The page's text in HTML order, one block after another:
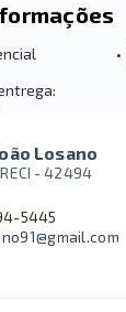
•
Losano
-42494
5445